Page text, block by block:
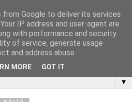
| e-ker blog
tanácsadás és blog -
érdeklődőknek és profiknak
▼
from Google to deliver its services
IP address and user-agent are
with performance and security
of service, generate usage
and address abuse.
MORE GOT IT